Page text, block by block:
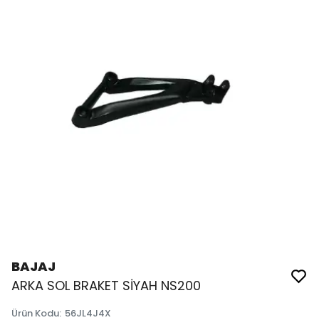
BAJAJ
ARKA SOL BRAKET SİYAH NS200
Ürün Kodu: 56JL4J4X